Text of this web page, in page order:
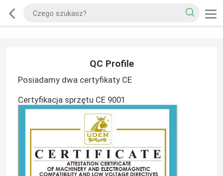
QC Profile
Posiadamy dwa certyfikaty CE
Certyfikacja sprzętu CE 9001